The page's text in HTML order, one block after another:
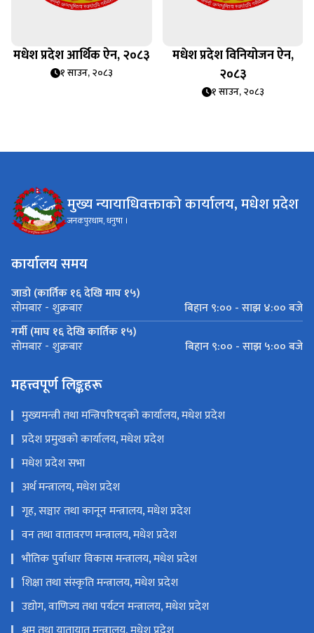
मधेश प्रदेश आर्थिक ऐन, २०८३
१ साउन, २०८३
मधेश प्रदेश विनियोजन ऐन,
२०८३
१ साउन, २०८३
मुख्य न्यायाधिवक्ताको कार्यालय, मधेश प्रदेश
जनकपुरधाम, धनुषा ।
कार्यालय समय
जाडो (कार्तिक १६ देखि माघ १५)
सोमबार - शुक्रबार
बिहान ९:०० - साझ ४:०० बजे
गर्मी (माघ १६ देखि कार्तिक १५)
सोमबार - शुक्रबार बिहान ९:०० - साझ ५:०० बजे
महत्त्वपूर्ण लिङ्कहरू
मुख्यमन्त्री तथा मन्त्रिपरिषद्को कार्यालय, मधेश प्रदेश
प्रदेश प्रमुखको कार्यालय, मधेश प्रदेश
मधेश प्रदेश सभा
अर्थ मन्त्रालय, मधेश प्रदेश
गृह, सञ्चार तथा कानून मन्त्रालय, मधेश प्रदेश
वन तथा वातावरण मन्त्रालय, मधेश प्रदेश
भौतिक पुर्वाधार विकास मन्त्रालय, मधेश प्रदेश
शिक्षा तथा संस्कृति मन्त्रालय, मधेश प्रदेश
उद्योग, वाणिज्य तथा पर्यटन मन्त्रालय, मधेश प्रदेश